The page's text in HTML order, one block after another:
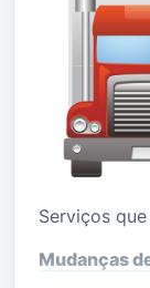
Serviços
Mudanças